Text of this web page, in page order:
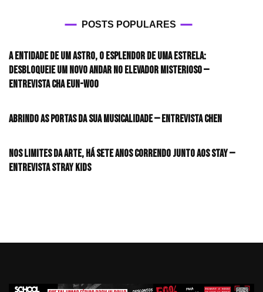
POSTS POPULARES
A entidade de um astro, o esplendor de uma estrela:
desbloqueie um novo andar no elevador misterioso —
Entrevista CHA EUN-WOO
Abrindo as portas da sua musicalidade — Entrevista CHEN
Nos limites da arte, há sete anos correndo junto aos STAY —
Entrevista Stray Kids